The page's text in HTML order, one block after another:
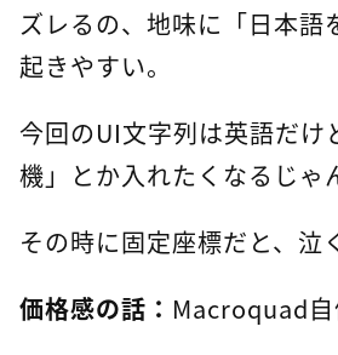
ズレるの、地味に「日本語
起きやすい。
今回のUI文字列は英語だけ
機」とか入れたくなるじゃ
その時に固定座標だと、泣
価格感の話： Macroquad自